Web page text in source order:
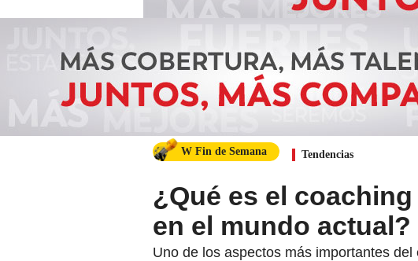
W Fin de Semana Tendencias
¿Qué es el
en el mundo
Uno de los aspectos más importantes